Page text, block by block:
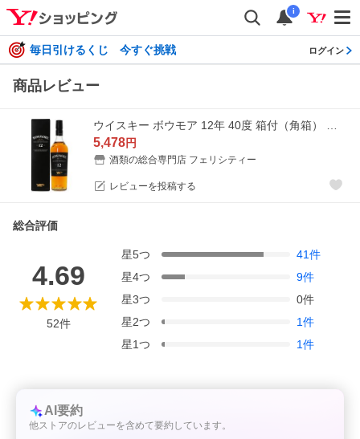
i
毎日引けるくじ 今すぐ挑戦 ログイン
商品レビュー
5,478円
酒類の総合専門店 フェリシティー
レビューを投稿する
総合評価
4.69
52件
星5つ 41件
星4つ 9件
星3つ 0件
星2つ 1件
星1つ 1件
AI要約
他ストアのレビューを含めて要約しています。